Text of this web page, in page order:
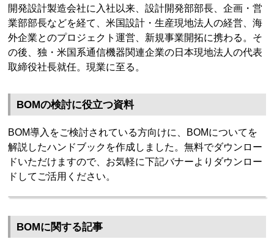
開発設計製造会社に入社以来、設計開発部部長、企画・営
業部部長などを経て、米国設計・生産現地法人の経営、海
外企業とのプロジェクト運営、新規事業開拓に携わる。そ
の後、独・米国系通信機器関連企業の日本現地法人の代表
取締役社長就任。現業に至る。
BOMの検討に役立つ資料
BOM導入をご検討されている方向けに、BOMについてを
解説したハンドブックを作成しました。無料でダウンロー
ドいただけますので、お気軽に下記バナーよりダウンロー
ドしてご活用ください。
BOMに関する記事